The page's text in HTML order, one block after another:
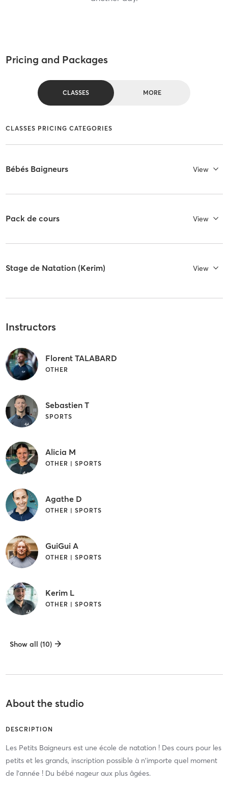
Pricing and Packages
CLASSES MORE
CLASSES PRICING CATEGORIES
Bébés Baigneurs View
Pack de cours View
Stage de Natation (Kerim) View
Instructors
Florent TALABARD
OTHER
Sebastien T
SPORTS
Alicia M
OTHER | SPORTS
Agathe D
OTHER | SPORTS
GuiGui A
OTHER | SPORTS
Kerim L
OTHER | SPORTS
Show all (10)
About the studio
DESCRIPTION
Les Petits Baigneurs est une école de natation ! Des cours pour les
petits et les grands, inscription possible à n'importe quel moment
de l'année ! Du bébé nageur aux plus âgées.